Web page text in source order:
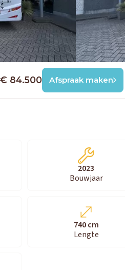
€ 84.500 Afspraak maken
2023
Bouwjaar
740 cm
Lengte